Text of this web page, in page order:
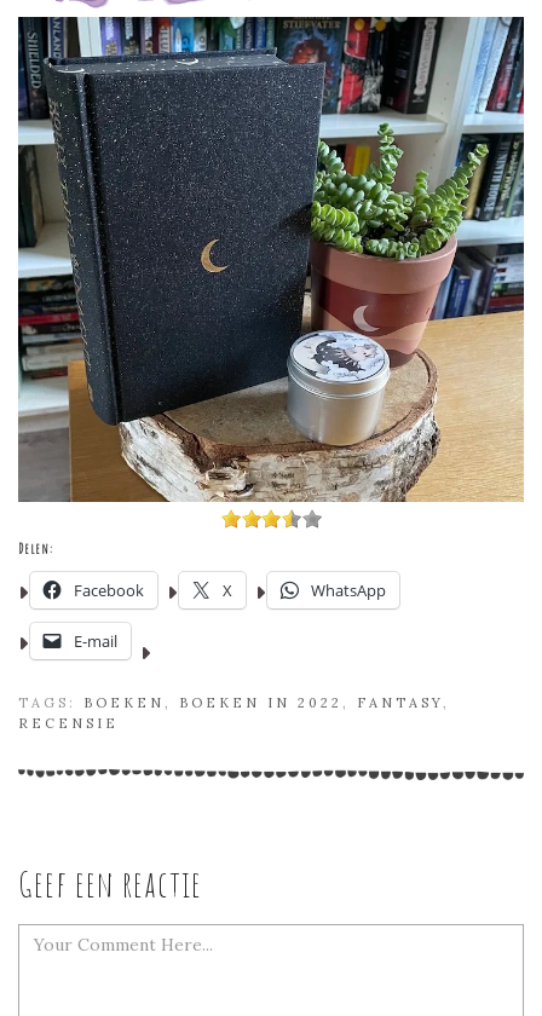
Delen:
Facebook X WhatsApp
E-mail
TAGS: BOEKEN BOEKEN IN 2022 FANTASY
RECENSIE
Geef een reactie